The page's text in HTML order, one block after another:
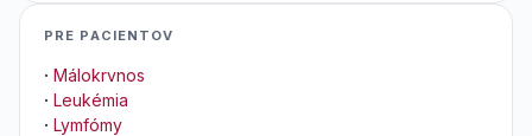
PRE PACIENTOV
· Málokrvnos
· Leukémia
· Lymfómy